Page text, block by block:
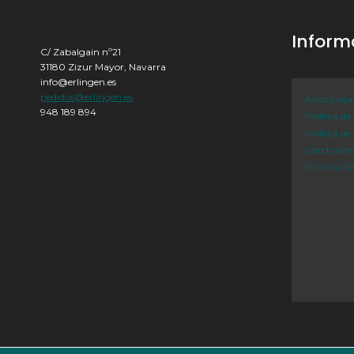
C/ Zabalgain nº21
31180 Zizur Mayor, Navarra
info@erlingen.es
pedidos@erlingen.es
948 189 894
Aviso Legal
Política de
Política de
Envíos y